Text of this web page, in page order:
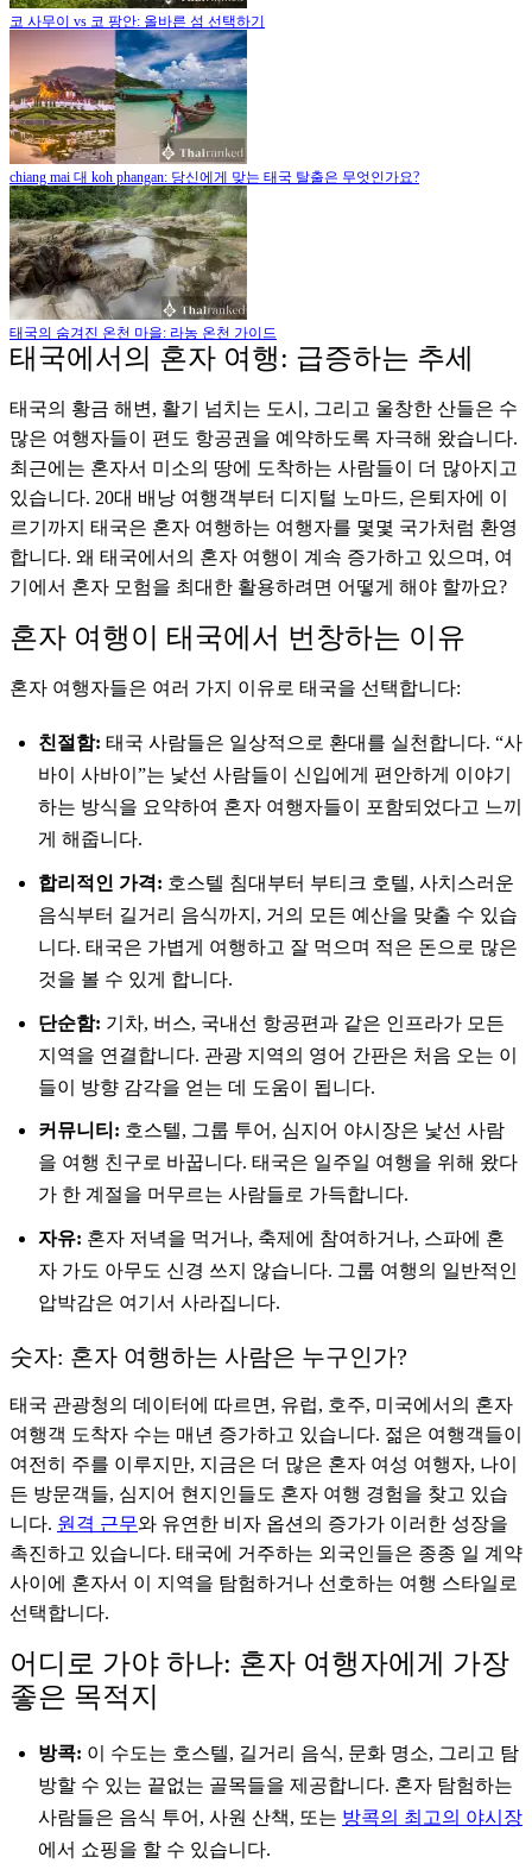
코 사무이 vs 코 팡안: 올바른 섬 선택하기
chiang mai 대 koh phangan: 당신에게 맞는 태국 탈출은 무엇인가요?
태국의 숨겨진 온천 마을: 라농 온천 가이드
태국에서의 혼자 여행: 급증하는 추세
태국의 황금 해변, 활기 넘치는 도시, 그리고 울창한 산들은 수
많은 여행자들이 편도 항공권을 예약하도록 자극해 왔습니다.
최근에는 혼자서 미소의 땅에 도착하는 사람들이 더 많아지고
있습니다. 20대 배낭 여행객부터 디지털 노마드, 은퇴자에 이
르기까지 태국은 혼자 여행하는 여행자를 몇몇 국가처럼 환영
합니다. 왜 태국에서의 혼자 여행이 계속 증가하고 있으며, 여
기에서 혼자 모험을 최대한 활용하려면 어떻게 해야 할까요?
혼자 여행이 태국에서 번창하는 이유
혼자 여행자들은 여러 가지 이유로 태국을 선택합니다:
친절함: 태국 사람들은 일상적으로 환대를 실천합니다. “사
바이 사바이”는 낯선 사람들이 신입에게 편안하게 이야기
하는 방식을 요약하여 혼자 여행자들이 포함되었다고 느끼
게 해줍니다.
합리적인 가격: 호스텔 침대부터 부티크 호텔, 사치스러운
음식부터 길거리 음식까지, 거의 모든 예산을 맞출 수 있습
니다. 태국은 가볍게 여행하고 잘 먹으며 적은 돈으로 많은
것을 볼 수 있게 합니다.
단순함: 기차, 버스, 국내선 항공편과 같은 인프라가 모든
지역을 연결합니다. 관광 지역의 영어 간판은 처음 오는 이
들이 방향 감각을 얻는 데 도움이 됩니다.
커뮤니티: 호스텔, 그룹 투어, 심지어 야시장은 낯선 사람
을 여행 친구로 바꿉니다. 태국은 일주일 여행을 위해 왔다
가 한 계절을 머무르는 사람들로 가득합니다.
자유: 혼자 저녁을 먹거나, 축제에 참여하거나, 스파에 혼
자 가도 아무도 신경 쓰지 않습니다. 그룹 여행의 일반적인
압박감은 여기서 사라집니다.
숫자: 혼자 여행하는 사람은 누구인가?
태국 관광청의 데이터에 따르면, 유럽, 호주, 미국에서의 혼자
여행객 도착자 수는 매년 증가하고 있습니다. 젊은 여행객들이
여전히 주를 이루지만, 지금은 더 많은 혼자 여성 여행자, 나이
든 방문객들, 심지어 현지인들도 혼자 여행 경험을 찾고 있습
니다. 원격 근무와 유연한 비자 옵션의 증가가 이러한 성장을
촉진하고 있습니다. 태국에 거주하는 외국인들은 종종 일 계약
사이에 혼자서 이 지역을 탐험하거나 선호하는 여행 스타일로
선택합니다.
어디로 가야 하나: 혼자 여행자에게 가장
좋은 목적지
방콕: 이 수도는 호스텔, 길거리 음식, 문화 명소, 그리고 탐
방할 수 있는 끝없는 골목들을 제공합니다. 혼자 탐험하는
사람들은 음식 투어, 사원 산책, 또는 방콕의 최고의 야시장
에서 쇼핑을 할 수 있습니다.